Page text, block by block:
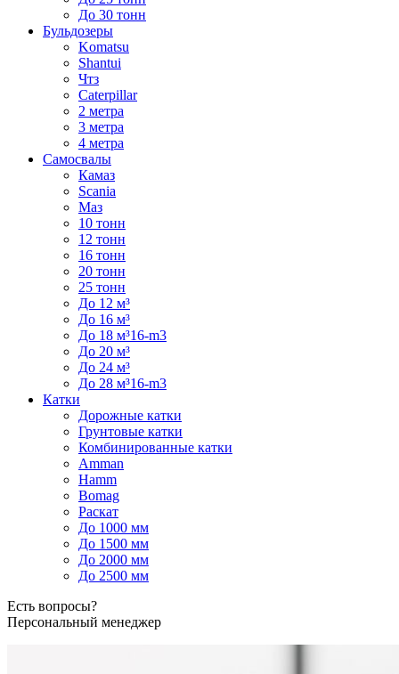
До 30 тонн
Бульдозеры
Komatsu
Shantui
Чтз
Caterpillar
2 метра
3 метра
4 метра
Самосвалы
Камаз
Scania
Маз
10 тонн
12 тонн
16 тонн
20 тонн
25 тонн
До 12 м³
До 16 м³
До 18 м³16-m3
До 20 м³
До 24 м³
До 28 м³16-m3
Катки
Дорожные катки
Грунтовые катки
Комбинированные катки
Amman
Hamm
Bomag
Раскат
До 1000 мм
До 1500 мм
До 2000 мм
До 2500 мм
Есть вопросы?
Персональный менеджер